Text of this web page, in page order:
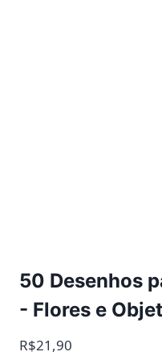
50 Desenhos
- Flores e
R$21,90